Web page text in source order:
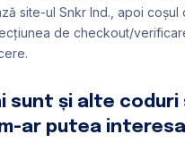
site-ul Snkr Ind., apoi coșul
de checkout/
sunt și alte coduri
ar putea